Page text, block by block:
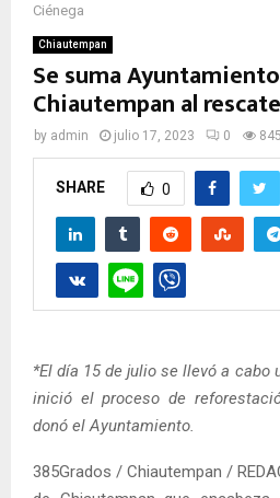
Ciénega
Chiautempan
Se suma
Chiautempan al
by admin julio 17, 2023 0 845
SHARE 0
*El día 15 de julio se llevó a cabo
inició el proceso de
donó el Ayuntamiento.
385Grados / Chiautempan /